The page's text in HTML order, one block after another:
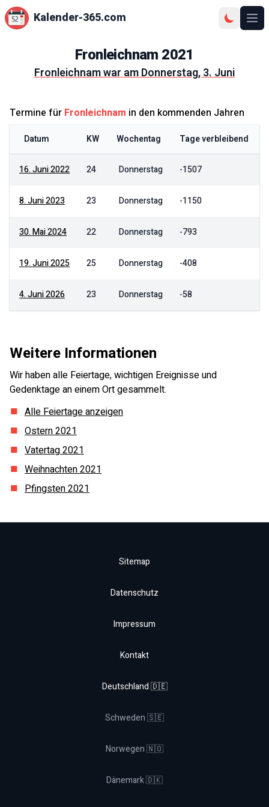
Kalender-365.com
Fronleichnam 2021
Fronleichnamwar amDonnerstag, 3. Juni
Termine für Fronleichnam in den kommenden Jahren
Datum KW Wochentag Tage verbleibend
16. Juni 2022 24 Donnerstag -1507
8. Juni 2023 23 Donnerstag -1150
30. Mai 2024 22 Donnerstag -793
19. Juni 2025 25 Donnerstag -408
4. Juni 2026 23 Donnerstag -58
Weitere Informationen
Wir haben alle Feiertage, wichtigen Ereignisse und
Gedenktage an einem Ort gesammelt.
Alle Feiertage anzeigen
Ostern2021
Vatertag2021
Weihnachten2021
Pfingsten2021
Sitemap
Datenschutz
Impressum
Kontakt
Deutschland 🇩🇪
Schweden 🇸🇪
Norwegen 🇳🇴
Dänemark 🇩🇰